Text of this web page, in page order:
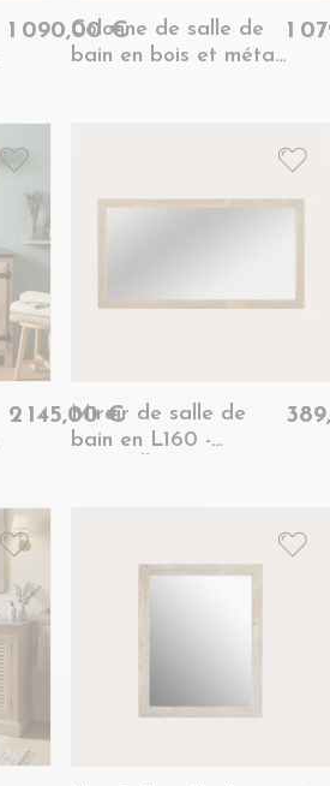
1 090,00 €Colonne de salle de
bain en bois et métal
1
2 145,00 €Miroir de salle de
bain en L160 -